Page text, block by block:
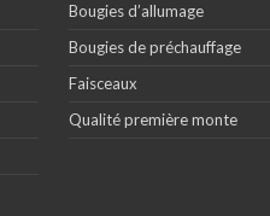
Bougies d’allumage
Bougies de préchauffage
Faisceaux
Qualité première monte